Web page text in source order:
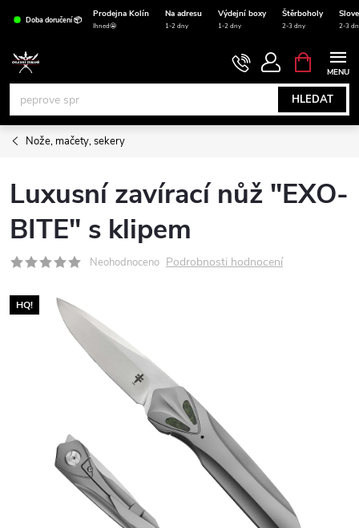
obsah
Doba doručení 📦
Prodejna Kolín Na adresu Výdejní boxy Štěrboholy
Ihned🤩 1-2 dny 1-2 dny 2-3 dny 2-3
HLEDAT
NÁKUPNÍ
KOŠÍK
Nože, mačety, sekery
Luxusní zavírací nůž "EXO-
BITE" s klipem
Neohodnoceno Podrobnosti hodnocení
HQ!